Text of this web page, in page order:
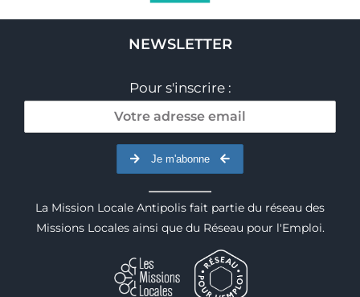
NEWSLETTER
Pour s'inscrire :
Je m'abonne
La Mission Locale Antipolis fait partie du réseau des
Missions Locales ainsi que du Réseau pour l'Emploi.